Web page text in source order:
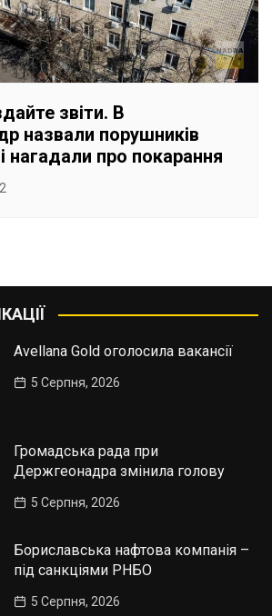
звіти. В
назвали порушників
нагадали про покарання
Avellana Gold оголосила вакансії
5 Серпня, 2026
Громадська рада при
Держгеонадра змінила голову
5 Серпня, 2026
Бориславська нафтова компанія –
під санкціями РНБО
5 Серпня, 2026